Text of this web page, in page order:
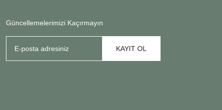
Güncellemelerimizi Kaçırmayın
KAYIT OL